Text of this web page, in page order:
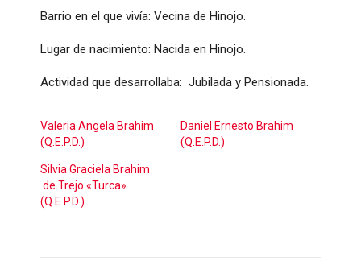
Barrio en el que vivía: Vecina de Hinojo.
Lugar de nacimiento: Nacida en Hinojo.
Actividad que desarrollaba: Jubilada y Pensionada.
Valeria Angela Brahim
(Q.E.P.D.)
Daniel Ernesto Brahim
(Q.E.P.D.)
Silvia Graciela Brahim
de Trejo «Turca»
(Q.E.P.D.)